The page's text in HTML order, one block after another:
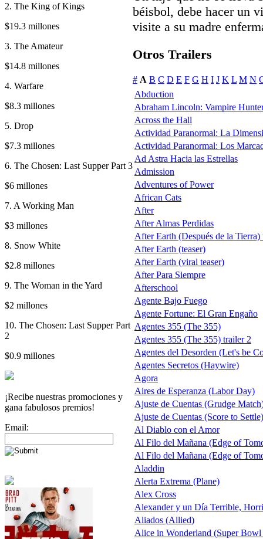
2. The King of Kings
$19.3 millones
3. The Amateur
$14.8 millones
4. Warfare
$8.3 millones
5. Drop
$7.3 millones
6. The Chosen: Last Supper Part 3
$6 millones
7. A Working Man
$3 millones
8. Snow White
$2.8 millones
9. The Woman in the Yard
$2 millones
10. The Chosen: Last Supper Part
2
$0.9 millones
¡Recibe nuestras promociones y
gana fabulosos premios!
Email:
béisbol, debe hacer un
visite a su madre
Otros Trailers
# A B C D E F G H I J K L M N
Abduction
Abraham Lincoln: Vampire
Across the Hall
Actividad Paranormal: La
Actividad Paranormal: Los
Ad Astra Hacia las Estrellas
Admission
Adventures of Power
African Cats
After
After Almas Perdidas
After Earth (Después de la Tierra)
After Earth (teaser)
After Earth (viral teaser)
After Para Siempre
Afterschool
Agente Bajo Fuego
Agente Fortune: El Gran Engaño
Agentes 355 (The 355)
Agentes 355 (The 355) trailer 2
Agentes del Desorden (Let's be
Agentes Secretos (Haywire)
Agora
Aires de Esperanza (Labor Day)
Ajuste de Cuentas (Grudge
Ajuste de Cuentas (Score to Settle)
Al Diablo con el Amor
Al Filo del Mañana (Edge of
Al Filo del Mañana (Edge of
Aladdin
Alerta Extrema (Plane)
Alex Cross
Alexander y un Día Terrible,
Aliados (Allied)
Alice in Wonderland (Super